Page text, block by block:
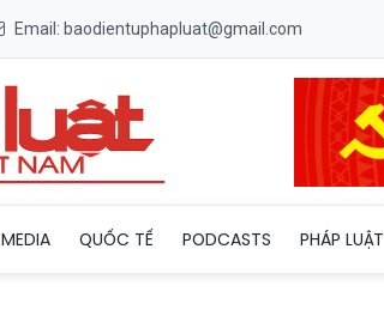
Email: baodientuphapluat@gmail.com
MEDIA QUỐC TẾ PODCASTS PHÁP LUẬT